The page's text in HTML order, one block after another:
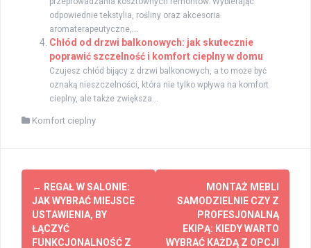
odpowiednie tekstylia, rośliny oraz akcesoria
aromaterapeutyczne,...
Chłód od drzwi balkonowych: jak skutecznie
poprawić szczelność i komfort cieplny w domu
Czujesz chłód bijący z drzwi balkonowych, a to może być
oznaką nieszczelności, która nie tylko wpływa na komfort
cieplny, ale także zwiększa...
Komfort cieplny
Zobacz
wpisy
← REGAŁ W SALONIE:
JAK WYBRAĆ MIEJSCE
USTAWIENIA, BY
ŁĄCZYĆ
FUNKCJONALNOŚĆ Z
MONTAŻ MEBLI
SAMODZIELNIE CZY Z
PROFESJONALNĄ
EKIPĄ: KIEDY WARTO
WYBRAĆ KAŻDĄ Z OPCJI